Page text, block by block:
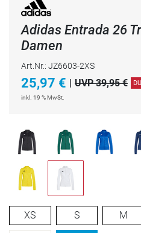
Adidas Entrada 26
Damen
Art.Nr.: JZ6603-2XS
25,97 € | UVP 39,95 €
inkl. 19 % MwSt.
XS S M